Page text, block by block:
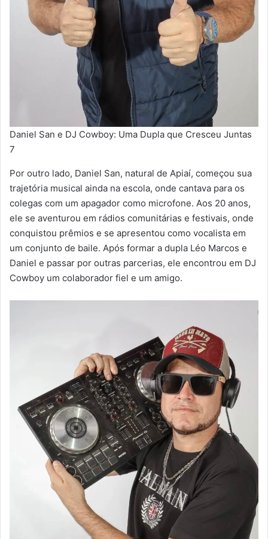
Daniel San e DJ Cowboy: Uma Dupla que Cresceu Juntas
7
Por outro lado, Daniel San, natural de Apiaí, começou sua
trajetória musical ainda na escola, onde cantava para os
colegas com um apagador como microfone. Aos 20 anos,
ele se aventurou em rádios comunitárias e festivais, onde
conquistou prêmios e se apresentou como vocalista em
um conjunto de baile. Após formar a dupla Léo Marcos e
Daniel e passar por outras parcerias, ele encontrou em DJ
Cowboy um colaborador fiel e um amigo.